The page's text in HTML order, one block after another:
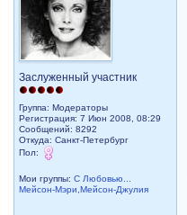
Заслуженный участник
Группа: Модераторы
Регистрация: 7 Июн 2008, 08:29
Сообщений: 8292
Откуда: Санкт-Петербург
Пол:
Мои группы:С Любовью...
Мейсон-Мэри,Мейсон-Джулия